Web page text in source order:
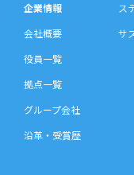
企業情報
会社概要
役員一覧
拠点一覧
グループ会社
沿革・受賞歴
ス
サ